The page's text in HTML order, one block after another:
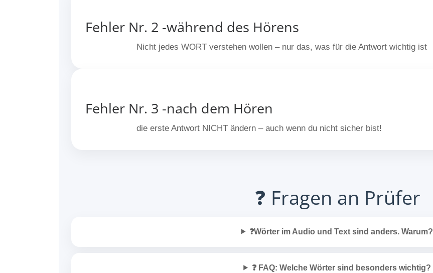
Fehler Nr. 2 -während des Hörens
Nicht jedes WORT verstehen wollen – nur das, was für die Antwort wichtig ist
Fehler Nr. 3 -nach dem Hören
die erste Antwort NICHT ändern – auch wenn du nicht sicher bist!
❓ Fragen an Prüfer
❓Wörter im Audio und Text sind anders. Warum?
❓ FAQ: Welche Wörter sind besonders wichtig?